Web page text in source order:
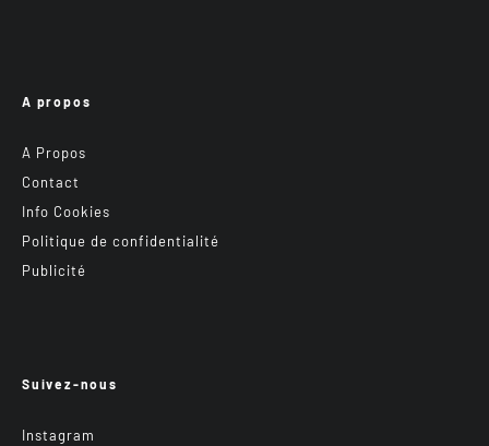
A propos
A Propos
Contact
Info Cookies
Politique de confidentialité
Publicité
Suivez-nous
Instagram